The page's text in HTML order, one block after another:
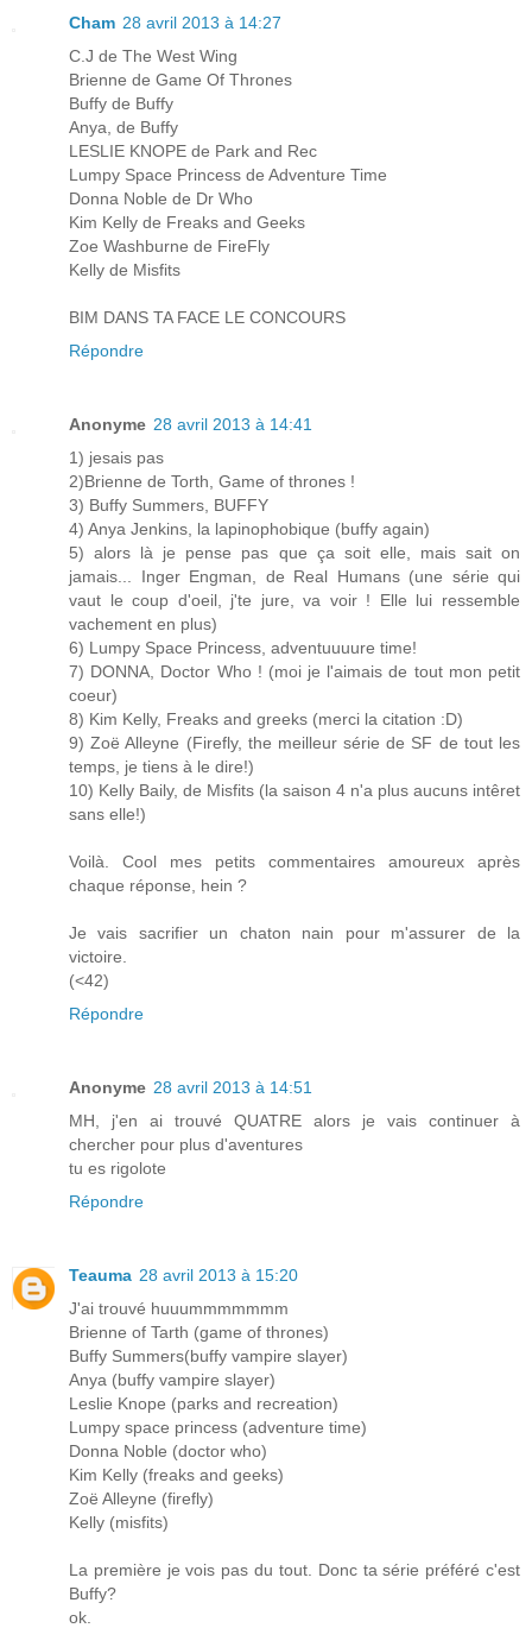
Cham 28 avril 2013 à 14:27
C.J de The West Wing
Brienne de Game Of Thrones
Buffy de Buffy
Anya, de Buffy
LESLIE KNOPE de Park and Rec
Lumpy Space Princess de Adventure Time
Donna Noble de Dr Who
Kim Kelly de Freaks and Geeks
Zoe Washburne de FireFly
Kelly de Misfits
BIM DANS TA FACE LE CONCOURS
Répondre
Anonyme 28 avril 2013 à 14:41
1) jesais pas
2)Brienne de Torth, Game of thrones !
3) Buffy Summers, BUFFY
4) Anya Jenkins, la lapinophobique (buffy again)
5) alors là je pense pas que ça soit elle, mais sait on
jamais... Inger Engman, de Real Humans (une série qui
vaut le coup d'oeil, j'te jure, va voir ! Elle lui ressemble
vachement en plus)
6) Lumpy Space Princess, adventuuuure time!
7) DONNA, Doctor Who ! (moi je l'aimais de tout mon petit
coeur)
8) Kim Kelly, Freaks and greeks (merci la citation :D)
9) Zoë Alleyne (Firefly, the meilleur série de SF de tout les
temps, je tiens à le dire!)
10) Kelly Baily, de Misfits (la saison 4 n'a plus aucuns intêret
sans elle!)
Voilà. Cool mes petits commentaires amoureux après
chaque réponse, hein ?
Je vais sacrifier un chaton nain pour m'assurer de la
victoire.
(<42)
Répondre
Anonyme 28 avril 2013 à 14:51
MH, j'en ai trouvé QUATRE alors je vais continuer à
chercher pour plus d'aventures
tu es rigolote
Répondre
Teauma 28 avril 2013 à 15:20
J'ai trouvé huuummmmmmm
Brienne of Tarth (game of thrones)
Buffy Summers(buffy vampire slayer)
Anya (buffy vampire slayer)
Leslie Knope (parks and recreation)
Lumpy space princess (adventure time)
Donna Noble (doctor who)
Kim Kelly (freaks and geeks)
Zoë Alleyne (firefly)
Kelly (misfits)
La première je vois pas du tout. Donc ta série préféré c'est
Buffy?
ok.